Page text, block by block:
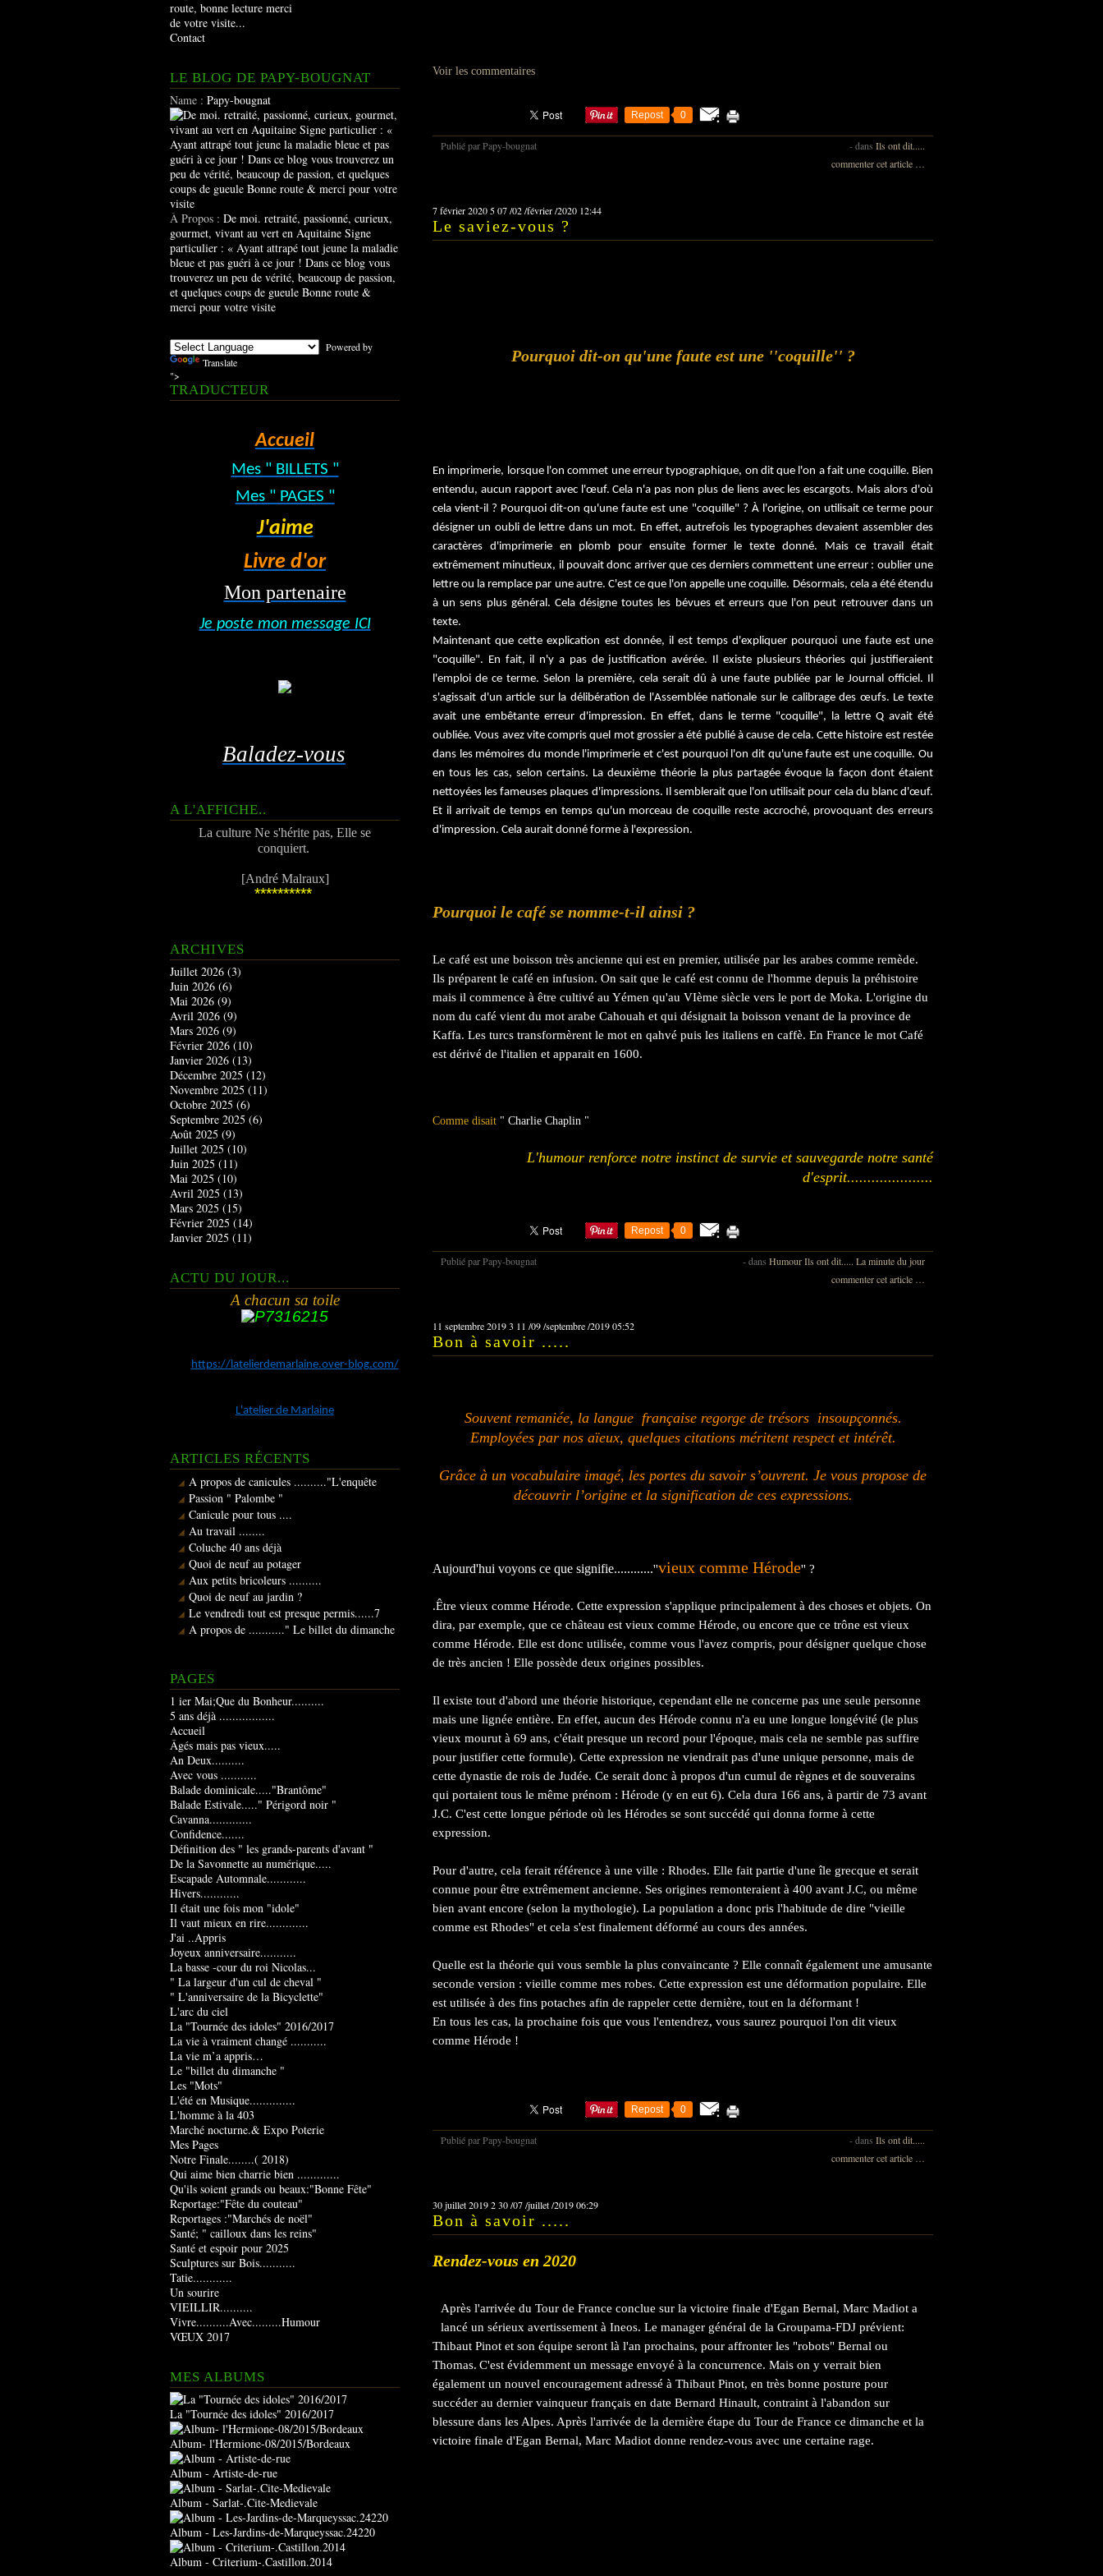
route, bonne lecture merci
de votre visite...
Contact
LE BLOG DE PAPY-BOUGNAT
Name : Papy-bougnat
À Propos : De moi. retraité, passionné, curieux,
gourmet, vivant au vert en Aquitaine Signe
particulier : « Ayant attrapé tout jeune la maladie
bleue et pas guéri à ce jour ! Dans ce blog vous
trouverez un peu de vérité, beaucoup de passion,
et quelques coups de gueule Bonne route &
merci pour votre visite
Powered by
Translate
">
TRADUCTEUR
Accueil
Mes " BILLETS "
Mes " PAGES "
J'aime
Livre d'or
Mon partenaire
Je poste mon message ICI
Baladez-vous
A L'AFFICHE..
La culture Ne s'hérite pas, Elle se
conquiert.
[André Malraux]
**********
ARCHIVES
Juillet 2026 (3)
Juin 2026 (6)
Mai 2026 (9)
Avril 2026 (9)
Mars 2026 (9)
Février 2026 (10)
Janvier 2026 (13)
Décembre 2025 (12)
Novembre 2025 (11)
Octobre 2025 (6)
Septembre 2025 (6)
Août 2025 (9)
Juillet 2025 (10)
Juin 2025 (11)
Mai 2025 (10)
Avril 2025 (13)
Mars 2025 (15)
Février 2025 (14)
Janvier 2025 (11)
ACTU DU JOUR...
A chacun sa toile
https://latelierdemarlaine.over-blog.com/
L'atelier de Marlaine
ARTICLES RÉCENTS
A propos de canicules .........."L'enquête
Passion " Palombe "
Canicule pour tous ....
Au travail ........
Coluche 40 ans déjà
Quoi de neuf au potager
Aux petits bricoleurs ..........
Quoi de neuf au jardin ?
Le vendredi tout est presque permis......7
A propos de ..........." Le billet du dimanche
PAGES
1 ier Mai;Que du Bonheur..........
5 ans déjà .................
Accueil
Âgés mais pas vieux.....
An Deux..........
Avec vous ...........
Balade dominicale....."Brantôme"
Balade Estivale....." Périgord noir "
Cavanna.............
Confidence.......
Définition des " les grands-parents d'avant "
De la Savonnette au numérique.....
Escapade Automnale............
Hivers............
Il était une fois mon "idole"
Il vaut mieux en rire.............
J'ai ..Appris
Joyeux anniversaire...........
La basse -cour du roi Nicolas...
" La largeur d'un cul de cheval "
" L'anniversaire de la Bicyclette"
L'arc du ciel
La "Tournée des idoles" 2016/2017
La vie à vraiment changé ...........
La vie m’a appris…
Le "billet du dimanche "
Les "Mots"
L'été en Musique..............
L'homme à la 403
Marché nocturne.& Expo Poterie
Mes Pages
Notre Finale........( 2018)
Qui aime bien charrie bien .............
Qu'ils soient grands ou beaux:"Bonne Fête"
Reportage:"Fête du couteau"
Reportages :"Marchés de noël"
Santé; " cailloux dans les reins"
Santé et espoir pour 2025
Sculptures sur Bois...........
Tatie............
Un sourire
VIEILLIR..........
Vivre..........Avec.........Humour
VŒUX 2017
MES ALBUMS
La "Tournée des idoles" 2016/2017
Album- l'Hermione-08/2015/Bordeaux
Album - Artiste-de-rue
Album - Sarlat-.Cite-Medievale
Album - Les-Jardins-de-Marqueyssac.24220
Album - Criterium-.Castillon.2014
Voir les commentaires
Repost 0
Publié par Papy-bougnat -dans Ils ont dit.....
commenter cet article
7 février 2020 507/02/février/2020 12:44
Le saviez-vous ?
Pourquoi dit-on qu'une faute est une ''coquille'' ?
En imprimerie, lorsque l'on commet une erreur typographique, on dit que l'on a fait une coquille. Bien
entendu, aucun rapport avec l'œuf. Cela n'a pas non plus de liens avec les escargots. Mais alors d'où
cela vient-il ? Pourquoi dit-on qu'une faute est une "coquille" ? À l'origine, on utilisait ce terme pour
désigner un oubli de lettre dans un mot. En effet, autrefois les typographes devaient assembler des
caractères d'imprimerie en plomb pour ensuite former le texte donné. Mais ce travail était
extrêmement minutieux, il pouvait donc arriver que ces derniers commettent une erreur : oublier une
lettre ou la remplace par une autre. C'est ce que l'on appelle une coquille. Désormais, cela a été étendu
à un sens plus général. Cela désigne toutes les bévues et erreurs que l'on peut retrouver dans un
texte.
Maintenant que cette explication est donnée, il est temps d'expliquer pourquoi une faute est une
"coquille". En fait, il n'y a pas de justification avérée. Il existe plusieurs théories qui justifieraient
l'emploi de ce terme. Selon la première, cela serait dû à une faute publiée par le Journal officiel. Il
s'agissait d'un article sur la délibération de l'Assemblée nationale sur le calibrage des œufs. Le texte
avait une embêtante erreur d'impression. En effet, dans le terme "coquille", la lettre Q avait été
oubliée. Vous avez vite compris quel mot grossier a été publié à cause de cela. Cette histoire est restée
dans les mémoires du monde l'imprimerie et c'est pourquoi l'on dit qu'une faute est une coquille. Ou
en tous les cas, selon certains. La deuxième théorie la plus partagée évoque la façon dont étaient
nettoyées les fameuses plaques d'impressions. Il semblerait que l'on utilisait pour cela du blanc d'œuf.
Et il arrivait de temps en temps qu'un morceau de coquille reste accroché, provoquant des erreurs
d'impression. Cela aurait donné forme à l'expression.
Pourquoi le café se nomme-t-il ainsi ?
Le café est une boisson très ancienne qui est en premier, utilisée par les arabes comme remède.
Ils préparent le café en infusion. On sait que le café est connu de l'homme depuis la préhistoire
mais il commence à être cultivé au Yémen qu'au VIème siècle vers le port de Moka. L'origine du
nom du café vient du mot arabe Cahouah et qui désignait la boisson venant de la province de
Kaffa. Les turcs transformèrent le mot en qahvé puis les italiens en caffè. En France le mot Café
est dérivé de l'italien et apparait en 1600.
Comme disait " Charlie Chaplin "
L'humour renforce notre instinct de survie et sauvegarde notre santé
d'esprit.....................
Repost 0
Publié par Papy-bougnat -dans HumourIls ont dit..... La minute du jour
commenter cet article
11 septembre 20193 11 /09/septembre/201905:52
Bon à savoir .....
Souvent remaniée, la langue française regorge de trésors insoupçonnés.
Employées par nos aïeux, quelques citations méritent respect et intérêt.
Grâce à un vocabulaire imagé, les portes du savoir s’ouvrent. Je vous propose de
découvrir l’origine et la signification de ces expressions.
Aujourd'hui voyons ce que signifie............''vieux comme Hérode'' ?
.Être vieux comme Hérode. Cette expression s'applique principalement à des choses et objets. On
dira, par exemple, que ce château est vieux comme Hérode, ou encore que ce trône est vieux
comme Hérode. Elle est donc utilisée, comme vous l'avez compris, pour désigner quelque chose
de très ancien ! Elle possède deux origines possibles.
Il existe tout d'abord une théorie historique, cependant elle ne concerne pas une seule personne
mais une lignée entière. En effet, aucun des Hérode connu n'a eu une longue longévité (le plus
vieux mourut à 69 ans, c'était presque un record pour l'époque, mais cela ne semble pas suffire
pour justifier cette formule). Cette expression ne viendrait pas d'une unique personne, mais de
cette dynastie de rois de Judée. Ce serait donc à propos d'un cumul de règnes et de souverains
qui portaient tous le même prénom : Hérode (y en eut 6). Cela dura 166 ans, à partir de 73 avant
J.C. C'est cette longue période où les Hérodes se sont succédé qui donna forme à cette
expression.
Pour d'autre, cela ferait référence à une ville : Rhodes. Elle fait partie d'une île grecque et serait
connue pour être extrêmement ancienne. Ses origines remonteraient à 400 avant J.C, ou même
bien avant encore (selon la mythologie). La population a donc pris l'habitude de dire "vieille
comme est Rhodes" et cela s'est finalement déformé au cours des années.
Quelle est la théorie qui vous semble la plus convaincante ? Elle connaît également une amusante
seconde version : vieille comme mes robes. Cette expression est une déformation populaire. Elle
est utilisée à des fins potaches afin de rappeler cette dernière, tout en la déformant !
En tous les cas, la prochaine fois que vous l'entendrez, vous saurez pourquoi l'on dit vieux
comme Hérode !
Repost 0
Publié par Papy-bougnat -dans Ils ont dit.....
commenter cet article …
30 juillet 2019230/07/juillet/201906:29
Bon à savoir .....
Rendez-vous en 2020
Après l'arrivée du Tour de France conclue sur la victoire finale d'Egan Bernal, Marc Madiot a
lancé un sérieux avertissement à Ineos. Le manager général de la Groupama-FDJ prévient:
Thibaut Pinot et son équipe seront là l'an prochains, pour affronter les "robots" Bernal ou
Thomas. C'est évidemment un message envoyé à la concurrence. Mais on y verrait bien
également un nouvel encouragement adressé à Thibaut Pinot, en très bonne posture pour
succéder au dernier vainqueur français en date Bernard Hinault, contraint à l'abandon sur
blessure dans les Alpes. Après l'arrivée de la dernière étape du Tour de France ce dimanche et la
victoire finale d'Egan Bernal, Marc Madiot donne rendez-vous avec une certaine rage.